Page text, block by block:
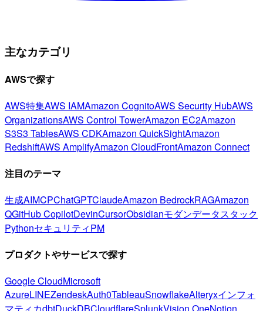
主なカテゴリ
AWSで探す
AWS特集AWS IAMAmazon CognitoAWS Security HubAWS
OrganizationsAWS Control TowerAmazon EC2Amazon
S3S3 TablesAWS CDKAmazon QuickSightAmazon
RedshiftAWS AmplifyAmazon CloudFrontAmazon Connect
注目のテーマ
生成AIMCPChatGPTClaudeAmazon BedrockRAGAmazon
QGitHub CopilotDevinCursorObsidianモダンデータスタック
PythonセキュリティPM
プロダクトやサービスで探す
Google CloudMicrosoft
AzureLINEZendeskAuth0TableauSnowflakeAlteryxインフォ